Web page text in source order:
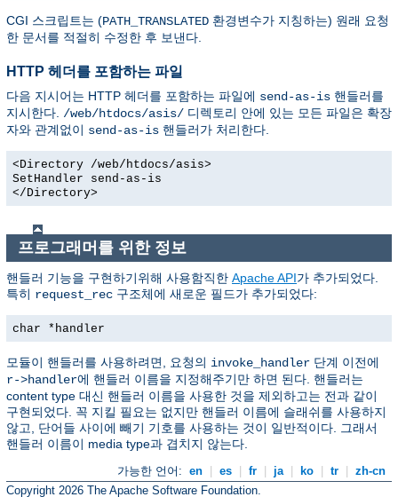
CGI 스크립트는 (PATH_TRANSLATED 환경변수가 지칭하는) 원래 요청
한 문서를 적절히 수정한 후 보낸다.
HTTP 헤더를 포함하는 파일
다음 지시어는 HTTP 헤더를 포함하는 파일에 send-as-is 핸들러를
지시한다. /web/htdocs/asis/ 디렉토리 안에 있는 모든 파일은 확장
자와 관계없이 send-as-is 핸들러가 처리한다.
<Directory /web/htdocs/asis>
SetHandler send-as-is
</Directory>
프로그래머를 위한 정보
핸들러 기능을 구현하기위해 사용함직한 Apache API가 추가되었다.
특히 request_rec 구조체에 새로운 필드가 추가되었다:
char *handler
모듈이 핸들러를 사용하려면, 요청의 invoke_handler 단계 이전에
r->handler에 핸들러 이름을 지정해주기만 하면 된다. 핸들러는
content type 대신 핸들러 이름을 사용한 것을 제외하고는 전과 같이
구현되었다. 꼭 지킬 필요는 없지만 핸들러 이름에 슬래쉬를 사용하지
않고, 단어들 사이에 빼기 기호를 사용하는 것이 일반적이다. 그래서
핸들러 이름이 media type과 겹치지 않는다.
가능한 언어: en es fr ja ko tr
zh-cn
Copyright 2026 The Apache Software Foundation.